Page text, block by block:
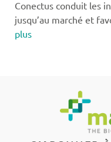
Conectus conduit les
jusqu’au marché et
plus